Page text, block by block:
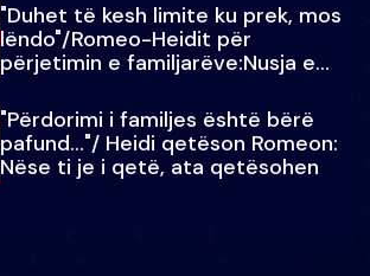
"Duhet të kesh limite ku prek, mos
lëndo"/Romeo-Heidit për
përjetimin e familjarëve:Nusja e
"Përdorimi i familjes është bërë
pafund…"/ Heidi qetëson Romeon:
Nëse ti je i qetë, ata qetësohen